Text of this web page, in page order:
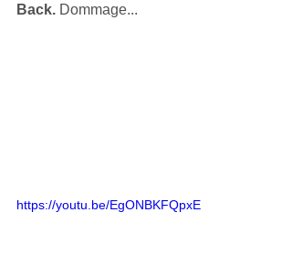
Back. Dommage...
https://youtu.be/EgONBKFQpxE